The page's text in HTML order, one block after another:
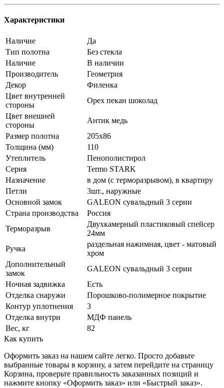
Характеристики
Наличие
Да
Тип полотна
Без стекла
Наличие
В наличии
Производитель
Геометрия
Декор
Филенка
Цвет внутренней
стороны
Орех пекан шоколад
Цвет внешней
стороны
Антик медь
Размер полотна
205x86
Толщина (мм)
110
Утеплитель
Пенополистирол
Серия
Termo STARK
Назначение
в дом (с терморазрывом), в квартиру
Петли
3шт., наружные
Основной замок
GALEON сувальдный 3 серии
Страна производства
Россия
Терморазрыв
Двухкамерный пластиковый спейсер
24мм
Ручка
раздельная нажимная, цвет - матовый
хром
Дополнительный
замок
GALEON сувальдный 3 серии
Ночная задвижка
Есть
Отделка снаружи
Порошково-полимерное покрытие
Контур уплотнения
3
Отделка внутри
МДФ панель
Вес, кг
82
Как купить
Оформить заказ на нашем сайте легко. Просто добавьте
выбранные товары в корзину, а затем перейдите на страницу
Корзина, проверьте правильность заказанных позиций и
нажмите кнопку «Оформить заказ» или «Быстрый заказ».